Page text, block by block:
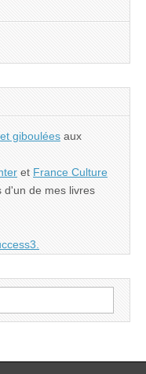
giboulées aux
et France Culture
d'un de mes livres